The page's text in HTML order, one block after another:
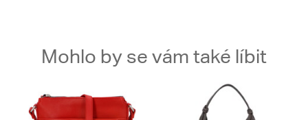
Mohlo by se vám také líbit